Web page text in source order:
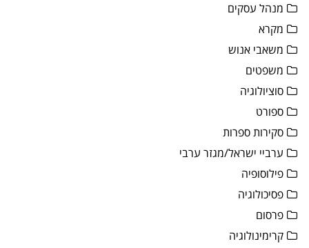
מנהל עסקים
מקרא
משאבי אנוש
משפטים
סוציולוגיה
ספורט
סקירות ספרות
ערביי ישראל/מגזר ערבי
פילוסופיה
פסיכולוגיה
פרסום
קרימינולוגיה